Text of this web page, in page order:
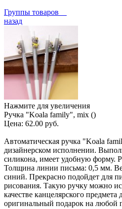
Группы товаров
назад
Нажмите для увеличения
Ручка "Koala family", mix ()
Цена: 62.00 руб.
Автоматическая ручка "Koala
дизайнерском исполнении.
силикона, имеет удобную форму.
Толщина линии письма: 0,5 мм.
синий. Прекрасно подойдет для
рисования. Такую ручку можно
качестве канцелярского
оригинальный подарок на любой